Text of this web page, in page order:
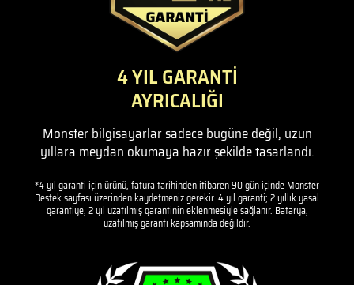
4 YIL GARANTİ
AYRICALIĞI
Monster bilgisayarlar sadece bugüne değil, uzun
yıllara meydan okumaya hazır şekilde tasarlandı.
*4 yıl garanti için ürünü, fatura tarihinden itibaren 90 gün içinde Monster
Destek sayfası üzerinden kaydetmeniz gerekir. 4 yıl garanti; 2 yıllık yasal
garantiye, 2 yıl uzatılmış garantinin eklenmesiyle sağlanır. Batarya,
uzatılmış garanti kapsamında değildir.